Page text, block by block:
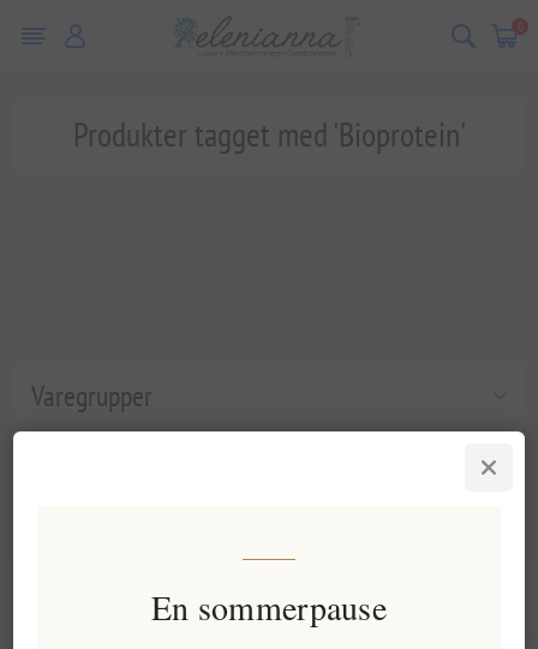
0
Varegrupper
Produkter tagget med 'Bioprotein'
En sommerpause